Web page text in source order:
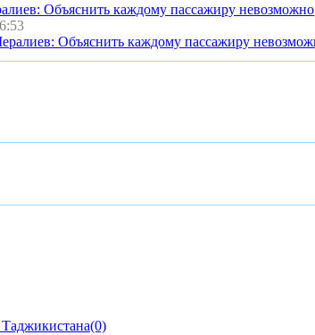
Объяснить каждому пассажиру невозможно
(0)